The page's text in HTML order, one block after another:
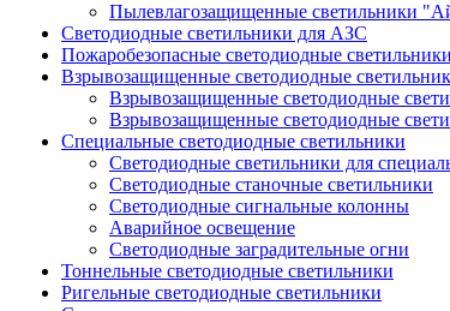
Пылевлагозащищенные светильники
Светодиодные светильники для АЗС
Пожаробезопасные светодиодные светильники
Взрывозащищенные светодиодные
Взрывозащищенные светодиодные
Взрывозащищенные светодиодные
Специальные светодиодные светильники
Светодиодные светильники для
Светодиодные станочные светильники
Светодиодные сигнальные колонны
Аварийное освещение
Светодиодные заградительные огни
Тоннельные светодиодные светильники
Ригельные светодиодные светильники